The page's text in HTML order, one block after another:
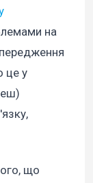
на
це у
що